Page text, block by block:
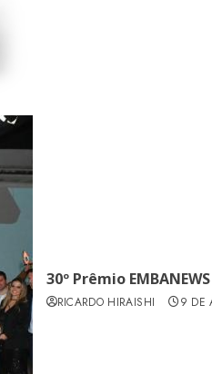
30º Prêmio
RICARDO HIRAISHI 9 DE